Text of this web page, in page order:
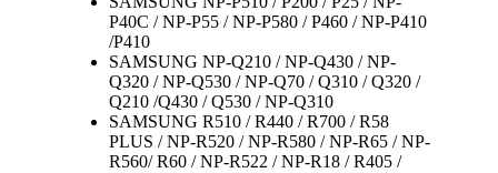
P40C / NP-P55 / NP-P580 / P460 / NP-P410
/P410
SAMSUNG NP-Q210 / NP-Q430 / NP-
Q320 / NP-Q530 / NP-Q70 / Q310 / Q320 /
Q210 /Q430 / Q530 / NP-Q310
SAMSUNG R510 / R440 / R700 / R58
PLUS / NP-R520 / NP-R580 / NP-R65 / NP-
R560/ R60 / NP-R522 / NP-R18 / R405 /